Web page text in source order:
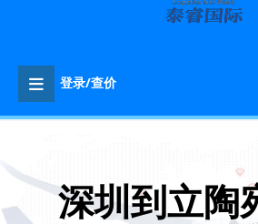
登录/查价
深圳到立陶